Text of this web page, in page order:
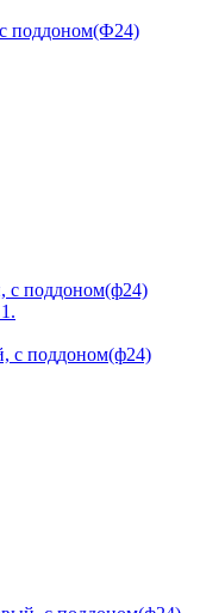
поддоном(Ф24)
с поддоном(ф24)